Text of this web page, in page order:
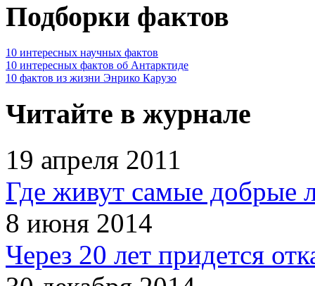
Подборки фактов
10 интересных научных фактов
10 интересных фактов об Антарктиде
10 фактов из жизни Энрико Карузо
Читайте в журнале
19 апреля 2011
Где живут самые добрые
8 июня 2014
Через 20 лет придется